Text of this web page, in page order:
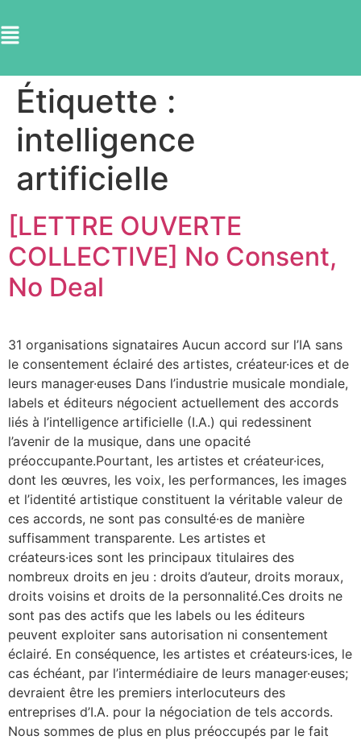
Étiquette :
intelligence
artificielle
[LETTRE OUVERTE
COLLECTIVE] No Consent,
No Deal
31 organisations signataires Aucun accord sur l’IA sans
le consentement éclairé des artistes, créateur·ices et de
leurs manager·euses Dans l’industrie musicale mondiale,
labels et éditeurs négocient actuellement des accords
liés à l’intelligence artificielle (I.A.) qui redessinent
l’avenir de la musique, dans une opacité
préoccupante.Pourtant, les artistes et créateur·ices,
dont les œuvres, les voix, les performances, les images
et l’identité artistique constituent la véritable valeur de
ces accords, ne sont pas consulté·es de manière
suffisamment transparente. Les artistes et
créateurs·ices sont les principaux titulaires des
nombreux droits en jeu : droits d’auteur, droits moraux,
droits voisins et droits de la personnalité.Ces droits ne
sont pas des actifs que les labels ou les éditeurs
peuvent exploiter sans autorisation ni consentement
éclairé. En conséquence, les artistes et créateurs·ices, le
cas échéant, par l’intermédiaire de leurs manager·euses;
devraient être les premiers interlocuteurs des
entreprises d’I.A. pour la négociation de tels accords.
Nous sommes de plus en plus préoccupés par le fait